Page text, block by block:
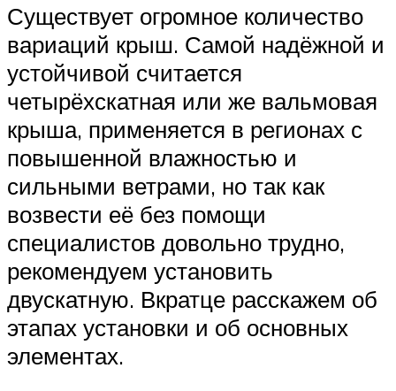
Существует огромное количество
вариаций крыш. Самой надёжной и
устойчивой считается
четырёхскатная или же вальмовая
крыша, применяется в регионах с
повышенной влажностью и
сильными ветрами, но так как
возвести её без помощи
специалистов довольно трудно,
рекомендуем установить
двускатную. Вкратце расскажем об
этапах установки и об основных
элементах.